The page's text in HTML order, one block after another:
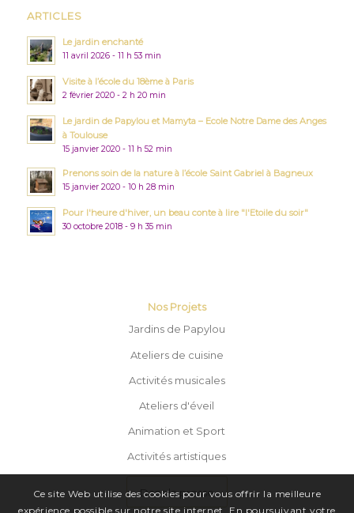
ARTICLES
Le jardin enchanté
11 avril 2026 - 11 h 53 min
Visite à l’école du 18ème à Paris
2 février 2020 - 2 h 20 min
Le jardin de Papylou et Mamyta – Ecole Notre Dame des Anges
à Toulouse
15 janvier 2020 - 11 h 52 min
Prenons soin de la nature à l’école Saint Gabriel à Bagneux
15 janvier 2020 - 10 h 28 min
Pour l'heure d'hiver, un beau conte à lire "l'Etoile du soir"
30 octobre 2018 - 9 h 35 min
Nos Projets
Jardins de Papylou
Ateliers de cuisine
Activités musicales
Ateliers d'éveil
Animation et Sport
Activités artistiques
Dans la presse
Ce site Web utilise des cookies pour vous offrir la meilleure
expérience possible sur notre site internet. En poursuivant votre